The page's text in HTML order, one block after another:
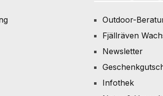
Outdoor-
Fjällräven
Newsletter
Infothek